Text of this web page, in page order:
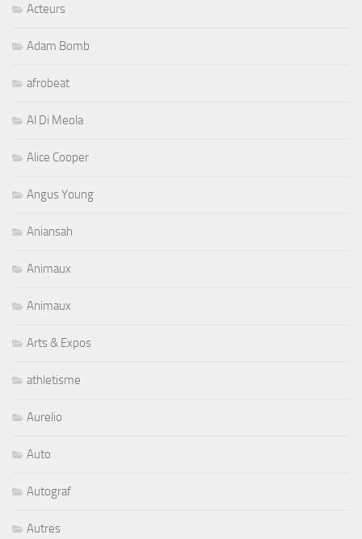
Acteurs
Adam Bomb
afrobeat
Al Di Meola
Alice Cooper
Angus Young
Aniansah
Animaux
Animaux
Arts & Expos
athletisme
Aurelio
Auto
Autograf
Autres